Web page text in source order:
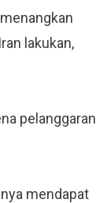
lakukan,
pelanggaran
mendapat